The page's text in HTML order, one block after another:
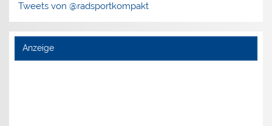
Tweets von @radsportkompakt
Anzeige